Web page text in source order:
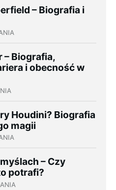
– Biografia i
– Biografia,
i obecność w
Houdini? Biografia
magii
– Czy
potrafi?